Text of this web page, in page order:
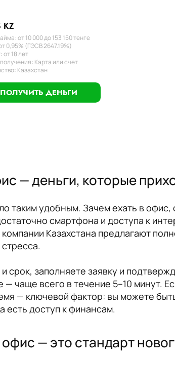
KZ
от 10 000 до 153 150 тенге
0,95% (ГЭСВ 2647.19%)
от 18 лет
Карта или счет
Казахстан
ПОЛУЧИТЬ ДЕНЬГИ
— деньги, которые
таким удобным. Зачем ехать в офис,
смартфона и доступа к
Казахстана предлагают
срок, заполняете заявку и
чаще всего в течение 5–10 минут.
— ключевой фактор: вы можете
есть доступ к финансам.
— это стандарт